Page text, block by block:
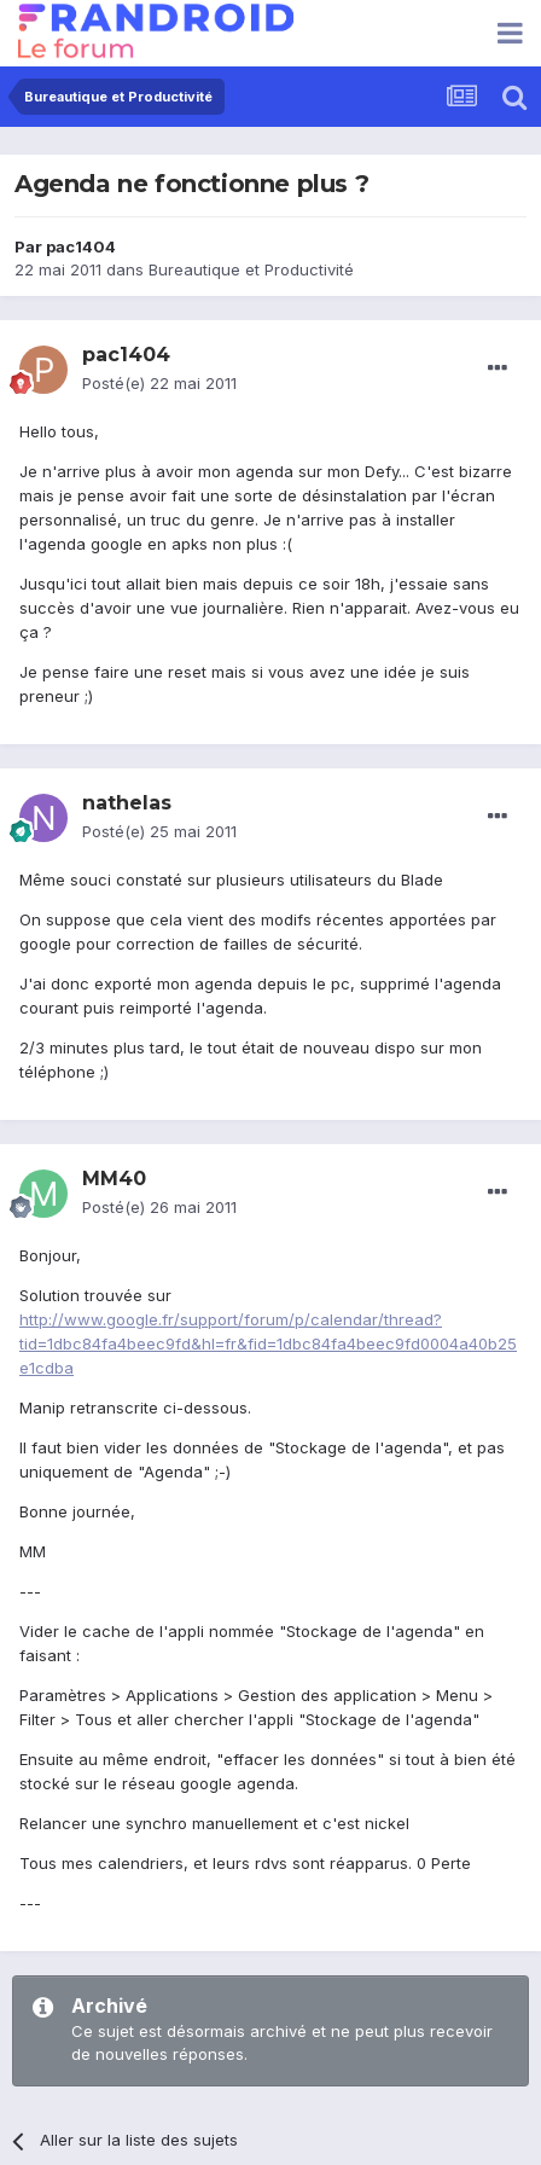
Bureautique et Productivité
Agenda ne fonctionne plus ?
Par pac1404
22 mai 2011 dans Bureautique et Productivité
pac1404
Posté(e) 22 mai 2011
Hello tous,
Je n'arrive plus à avoir mon agenda sur mon Defy... C'est bizarre
mais je pense avoir fait une sorte de désinstalation par l'écran
personnalisé, un truc du genre. Je n'arrive pas à installer
l'agenda google en apks non plus :(
Jusqu'ici tout allait bien mais depuis ce soir 18h, j'essaie sans
succès d'avoir une vue journalière. Rien n'apparait. Avez-vous eu
ça ?
Je pense faire une reset mais si vous avez une idée je suis
preneur ;)
nathelas
Posté(e) 25 mai 2011
Même souci constaté sur plusieurs utilisateurs du Blade
On suppose que cela vient des modifs récentes apportées par
google pour correction de failles de sécurité.
J'ai donc exporté mon agenda depuis le pc, supprimé l'agenda
courant puis reimporté l'agenda.
2/3 minutes plus tard, le tout était de nouveau dispo sur mon
téléphone ;)
MM40
Posté(e) 26 mai 2011
Bonjour,
Solution trouvée sur
http://www.google.fr/support/forum/p/calendar/thread?
tid=1dbc84fa4beec9fd&hl=fr&fid=1dbc84fa4beec9fd0004a40b25
e1cdba
Manip retranscrite ci-dessous.
Il faut bien vider les données de "Stockage de l'agenda", et pas
uniquement de "Agenda" ;-)
Bonne journée,
MM
---
Vider le cache de l'appli nommée "Stockage de l'agenda" en
faisant :
Paramètres > Applications > Gestion des application > Menu >
Filter > Tous et aller chercher l'appli "Stockage de l'agenda"
Ensuite au même endroit, "effacer les données" si tout à bien été
stocké sur le réseau google agenda.
Relancer une synchro manuellement et c'est nickel
Tous mes calendriers, et leurs rdvs sont réapparus. 0 Perte
---
Archivé
Ce sujet est désormais archivé et ne peut plus recevoir
de nouvelles réponses.
Aller sur la liste des sujets